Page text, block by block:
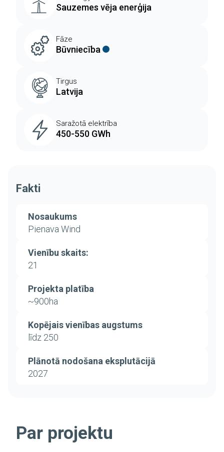
Sauzemes vēja enerģija
Fāze
Būvniecība
Tirgus
Latvija
Saražotā elektrība
450-550 GWh
Fakti
Nosaukums
Pienava Wind
Vienību skaits:
21
Projekta platība
~900ha
Kopējais vienības augstums
līdz 250
Plānotā nodošana eksplutācijā
2027
Par projektu